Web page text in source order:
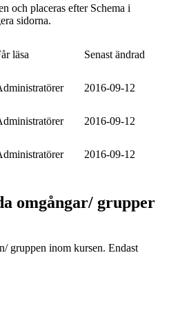
och placeras efter Schema i
sidorna.
läsa Senast ändrad
2016-09-12
2016-09-12
2016-09-12
omgångar/ grupper
gruppen inom kursen. Endast